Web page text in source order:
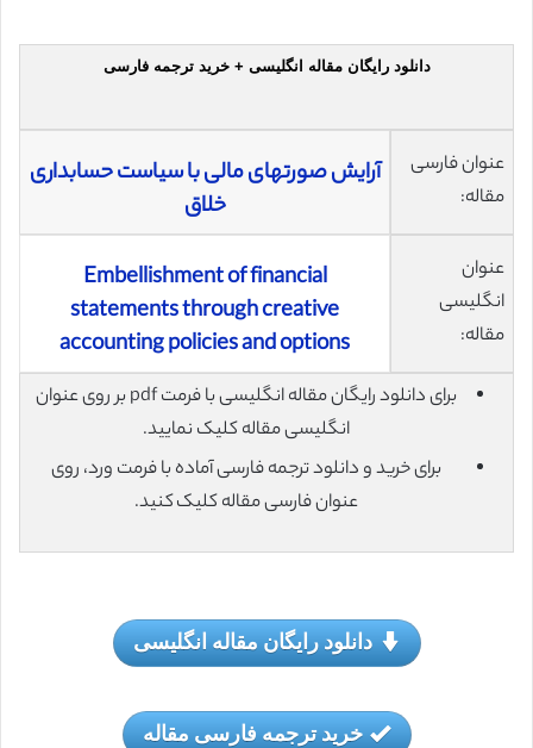
دانلود رایگان مقاله انگلیسی + خرید ترجمه فارسی
عنوان فارسی
مقاله:
آرایش صورتهای مالی با سیاست حسابداری
خلاق
عنوان
انگلیسی
مقاله:
Embellishment of financial
statements through creative
accounting policies and options
برای دانلود رایگان مقاله انگلیسی با فرمت pdf بر روی عنوان
انگلیسی مقاله کلیک نمایید.
برای خرید و دانلود ترجمه فارسی آماده با فرمت ورد، روی
عنوان فارسی مقاله کلیک کنید.
دانلود رایگان مقاله انگلیسی
خرید ترجمه فارسی مقاله